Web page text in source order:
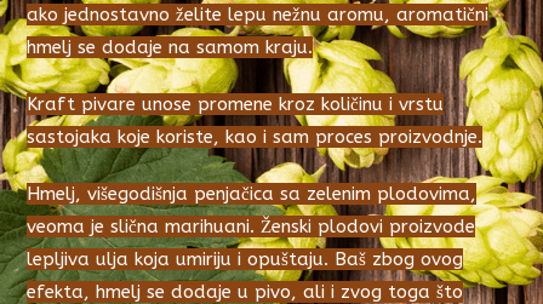
ako jednostavno želite lepu nežnu aromu, aromatični
hmelj se dodaje na samom kraju.
Kraft pivare unose promene kroz količinu i vrstu
sastojaka koje koriste, kao i sam proces proizvodnje.
Hmelj, višegodišnja penjačica sa zelenim plodovima,
veoma je slična marihuani. Ženski plodovi proizvode
lepljiva ulja koja umiriju i opuštaju. Baš zbog ovog
efekta, hmelj se dodaje u pivo, ali i zvog toga što